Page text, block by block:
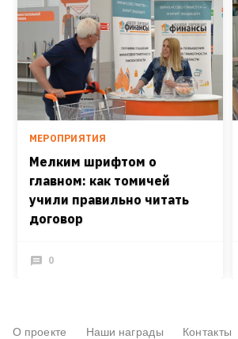
МЕРОПРИЯТИЯ
Мелким шрифтом о
главном: как томичей
учили правильно читать
договор
0
О проекте Наши награды Контакты